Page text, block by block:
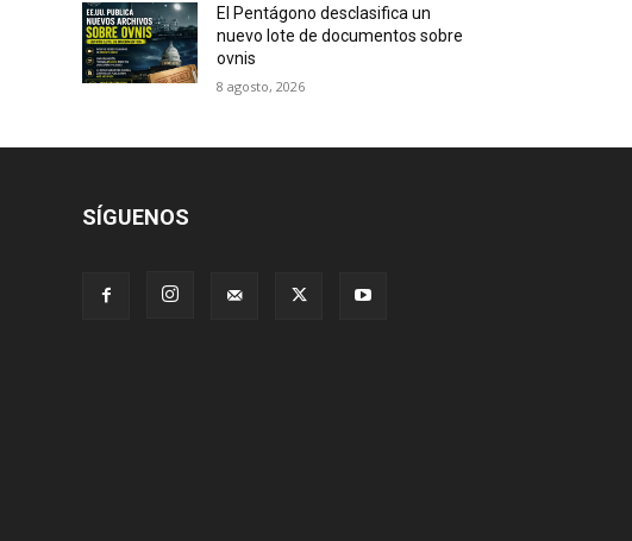
El Pentágono desclasifica un
nuevo lote de documentos sobre
ovnis
8 agosto, 2026
SÍGUENOS